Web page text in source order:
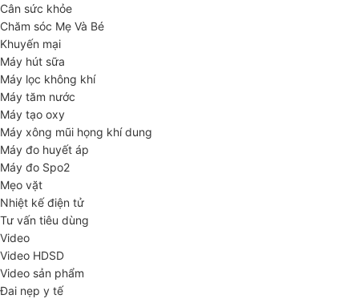
Cân sức khỏe
Chăm sóc Mẹ Và Bé
Khuyến mại
Máy hút sữa
Máy lọc không khí
Máy tăm nước
Máy tạo oxy
Máy xông mũi họng khí dung
Máy đo huyết áp
Máy đo Spo2
Mẹo vặt
Nhiệt kế điện tử
Tư vấn tiêu dùng
Video
Video HDSD
Video sản phẩm
Đai nẹp y tế